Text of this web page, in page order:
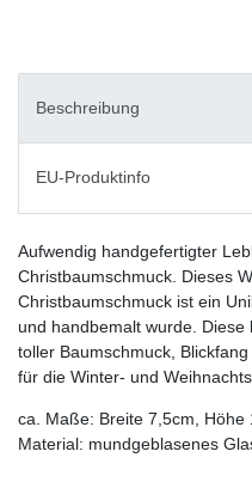
Beschreibung
EU-Produktinfo
Aufwendig handgefertigter
Christbaumschmuck. Dieses
Christbaumschmuck ist ein
und handbemalt wurde.
toller Baumschmuck,
für die Winter- und
ca. Maße: Breite 7,5cm, Höhe
Material: mundgeblasenes